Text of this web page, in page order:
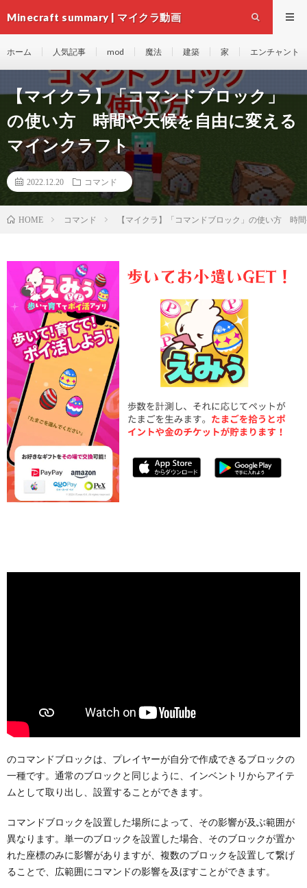
Minecraft summary | マイクラ動画
ホーム 人気記事 mod 魔法 建築 家 エンチャント
【マイクラ】「コマンドブロック」
の使い方 時間や天候を自由に変える
マインクラフト
2022.12.20 コマンド
HOME コマンド 【マイクラ】「コマンドブロック」の使い方 時
のコマンドブロックは、プレイヤーが自分で作成できるブロックの
一種です。通常のブロックと同じように、インベントリからアイテ
ムとして取り出し、設置することができます。
コマンドブロックを設置した場所によって、その影響が及ぶ範囲が
異なります。単一のブロックを設置した場合、そのブロックが置か
れた座標のみに影響がありますが、複数のブロックを設置して繋げ
ることで、広範囲にコマンドの影響を及ぼすことができます。